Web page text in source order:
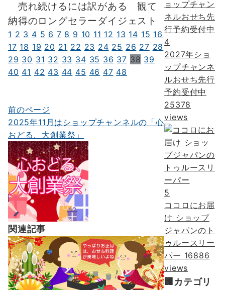
売れ続けるには訳がある 観て
納得のロングセラーダイジェスト
1 2 3 4 5 6 7 8 9 10 11 12 13 14 15 16
17 18 19 20 21 22 23 24 25 26 27 28
29 30 31 32 33 34 35 36 37 38 39
40 41 42 43 44 45 46 47 48
投
稿
ナ
ビ
ゲ
ー
シ
ョ
ン
前のページ
2025年11月はショップチャンネルの「心
おどる、大創業祭」
関連記事
4
2027年ショ
ップチャンネ
ルおせち先行
予約受付中
25378
views
5
ココロにお届
け ショップ
ジャパンのト
ゥルースリー
パー 16886
views
🏢カテゴリ